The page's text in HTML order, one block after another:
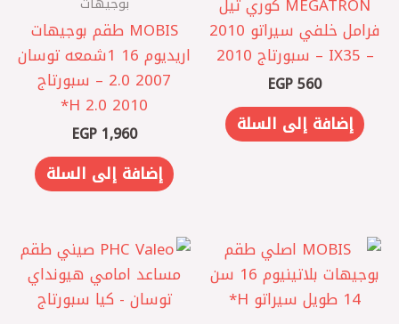
فرامل خلفي سيراتو 2010
– IX35 – سبورتاج 2010
EGP560
إضافة إلى السلة
MOBIS طقم بوجيهات
اريديوم 16 1شمعه توسان
2007 2.0 – سبورتاج
2010 2.0 H*
EGP1,960
إضافة إلى السلة